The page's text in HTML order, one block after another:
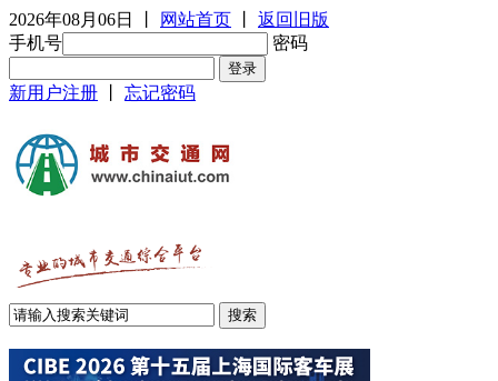
2026年08月06日 网站首页
返回旧版
手机号
密码
新用户注册 忘记密码